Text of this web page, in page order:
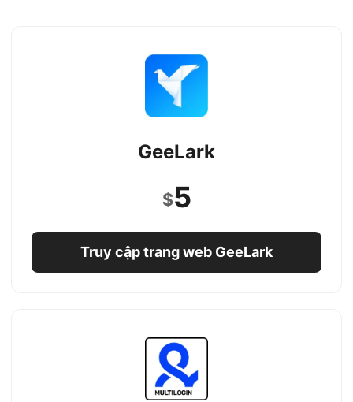
GeeLark
$5
Truy cập trang web GeeLark